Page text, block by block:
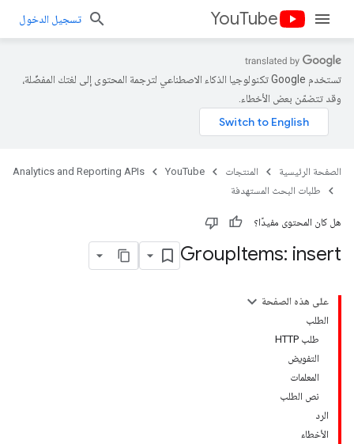
YouTube تسجيل الدخول
تستخدم Google تكنولوجيا الذكاء الاصطناعي لترجمة المحتوى إلى لغتك المفضّلة،
وقد تتضمّن بعض الأخطاء.
الصفحة الرئيسية المنتجات YouTube
Analytics and Reporting APIs
طلبات البحث المستهدفة
هل كان المحتوى مفيدًا؟
GroupItems: insert
على هذه الصفحة
الطلب
طلب HTTP
التفويض
المعلمات
نص الطلب
الرد
الأخطاء